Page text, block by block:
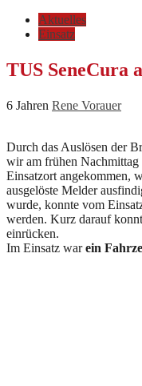
Aktuelles
Einsatz
TUS SeneCura
6 Jahren Rene Vorauer
Durch das Auslösen der
wir am frühen
Einsatzort angekommen,
ausgelöste Melder
wurde, konnte vom
werden. Kurz darauf
einrücken.
Im Einsatz warein